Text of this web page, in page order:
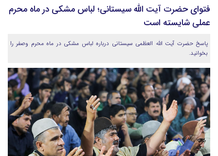
فتوای حضرت آیت الله سیستانی؛ لباس مشکی در ماه محرم
عملی شایسته است
پاسخ حضرت آیت الله العظمی سیستانی درباره لباس مشکی در ماه محرم وصفر را
بخوانید.